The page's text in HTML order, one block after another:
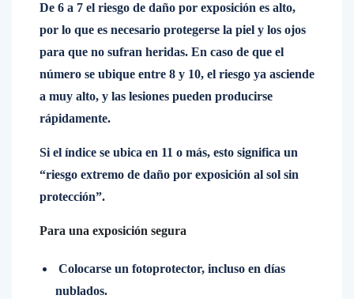
De 6 a 7 el riesgo de daño por exposición es alto,
por lo que es necesario protegerse la piel y los ojos
para que no sufran heridas. En caso de que el
número se ubique entre 8 y 10, el riesgo ya asciende
a muy alto, y las lesiones pueden producirse
rápidamente.
Si el índice se ubica en 11 o más, esto significa un
“riesgo extremo de daño por exposición al sol sin
protección”.
Para una exposición segura
Colocarse un fotoprotector, incluso en días
nublados.